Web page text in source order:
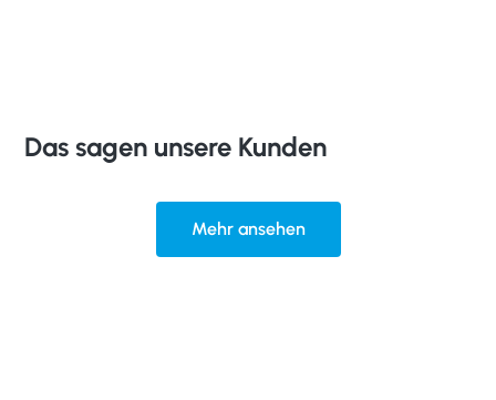
Das sagen unsere Kunden
Mehr ansehen